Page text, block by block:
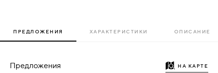
ПРЕДЛОЖЕНИЯ ХАРАКТЕРИСТИКИ ОПИСАНИЕ
Предложения НА КАРТЕ